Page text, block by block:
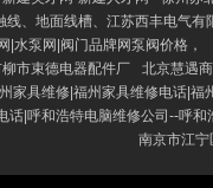
线、地面线槽、江苏西丰电气有
|水泵网|阀门品牌网泵阀价格，
柳市束德电器配件厂 北京慧遇
家具维修|福州家具维修电话|福
话|呼和浩特电脑维修公司--呼和
南京市江